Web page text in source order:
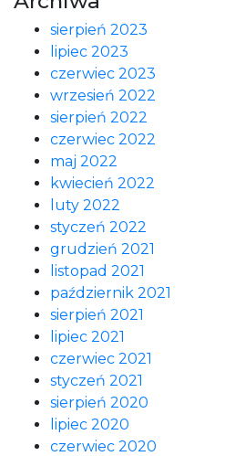
sierpień 2023
lipiec 2023
czerwiec 2023
wrzesień 2022
sierpień 2022
czerwiec 2022
maj 2022
kwiecień 2022
luty 2022
styczeń 2022
grudzień 2021
listopad 2021
październik 2021
sierpień 2021
lipiec 2021
czerwiec 2021
styczeń 2021
sierpień 2020
lipiec 2020
czerwiec 2020